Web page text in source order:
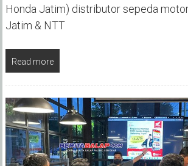
Honda Jatim) distributor sepeda
Jatim & NTT
Read more